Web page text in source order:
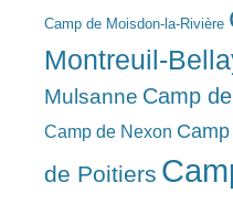
Camp de Moisdon-la-Rivière
Montreuil-
Mulsanne Camp
Camp de Nexon
de Poitiers